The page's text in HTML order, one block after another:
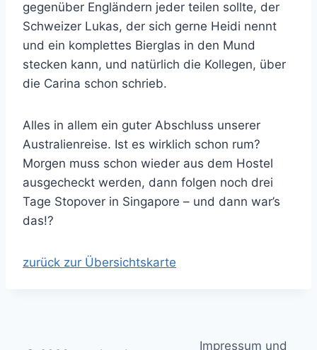
gegenüber Engländern jeder teilen sollte, der
Schweizer Lukas, der sich gerne Heidi nennt
und ein komplettes Bierglas in den Mund
stecken kann, und natürlich die Kollegen, über
die Carina schon schrieb.
Alles in allem ein guter Abschluss unserer
Australienreise. Ist es wirklich schon rum?
Morgen muss schon wieder aus dem Hostel
ausgecheckt werden, dann folgen noch drei
Tage Stopover in Singapore – und dann war’s
das!?
zurück zur Übersichtskarte
Impressum und